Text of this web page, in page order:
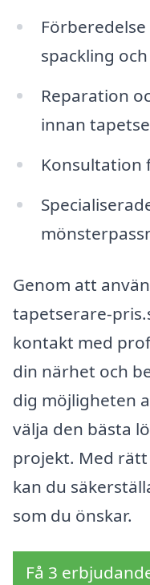
spackling
Reparation
innan
Konsultation
Genom att
tapetserare-
kontakt med
din närhet och
dig möjligheten
välja den bästa
projekt. Med
kan du
som du önskar.
Få 3